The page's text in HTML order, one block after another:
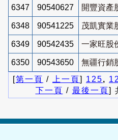
6347 90540627 開豐資產
6348 90541225 茂凱實業
6349 90542435 一家旺股
6350 90543650
無疆行銷
[第一頁 / 上一頁] 125,
下一頁 / 最後一頁]